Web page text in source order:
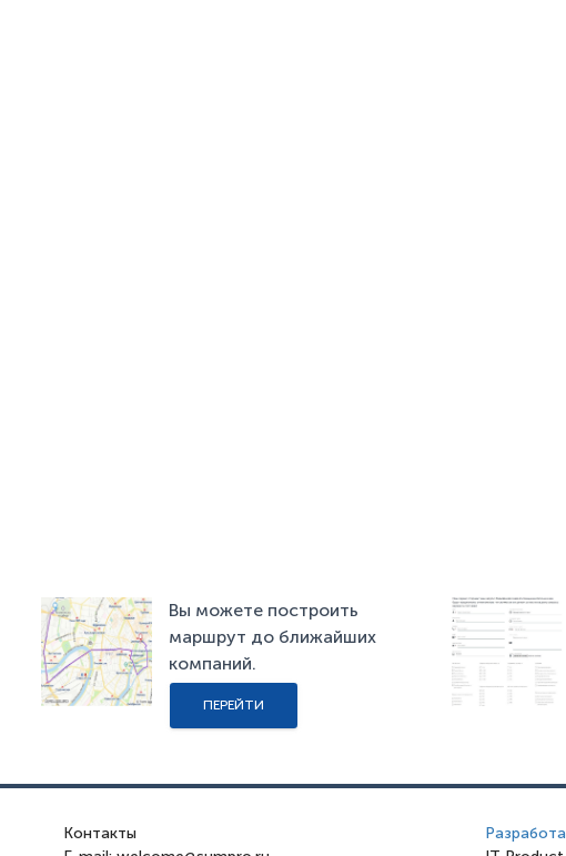
Вы можете построить
маршрут до ближайших
компаний.
ПЕРЕЙТИ
Контакты